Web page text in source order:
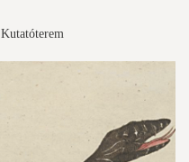
Kutatóterem